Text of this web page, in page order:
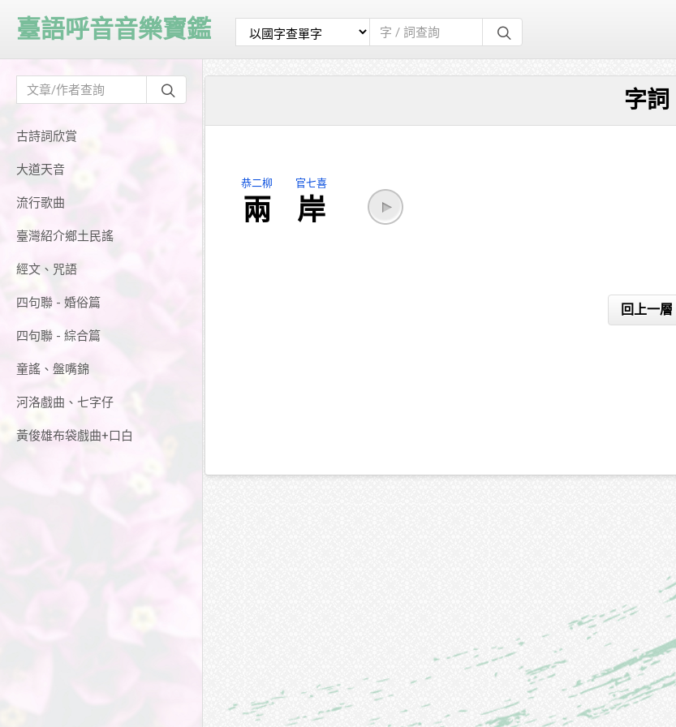
古詩詞欣賞
大道天音
流行歌曲
臺灣紹介鄉土民謠
經文、咒語
四句聯 - 婚俗篇
四句聯 - 綜合篇
童謠、盤嘴錦
河洛戲曲、七字仔
黃俊雄布袋戲曲+口白
臺語呼音音樂寶鑑
字詞
恭二柳
兩
官七喜
岸
回上一層